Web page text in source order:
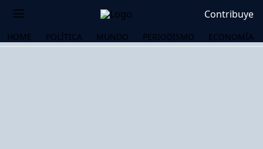
Contribuye
HOME POLÍTICA MUNDO PERIODISMO ECONOMÍA